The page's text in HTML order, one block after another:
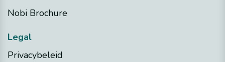
Nobi Brochure
Legal
Privacybeleid